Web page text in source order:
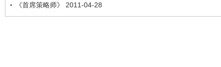
《首席策略师》 2011-04-28